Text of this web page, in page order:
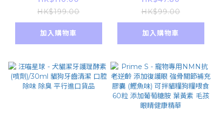
新舊包裝隨機發貨
HK$199.00
加入購物車
中碼 50片
(45cmx60cm)
HK$99.00
加入購物車